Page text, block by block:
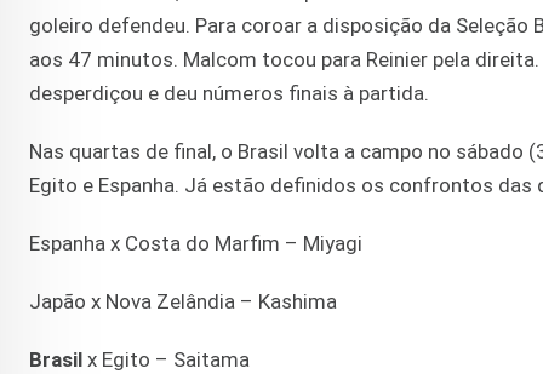
goleiro defendeu. Para coroar a disposição da
aos 47 minutos. Malcom tocou para Reinier pela
desperdiçou e deu números finais à partida.
Nas quartas de final, o Brasil volta a campo no sábado
Egito e Espanha. Já estão definidos os confrontos
Espanha x Costa do Marfim – Miyagi
Japão x Nova Zelândia – Kashima
Brasil x Egito – Saitama